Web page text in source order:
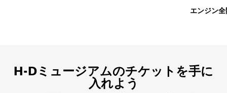
エンジン
H-Dミュージアムのチケットを手に
入れよう